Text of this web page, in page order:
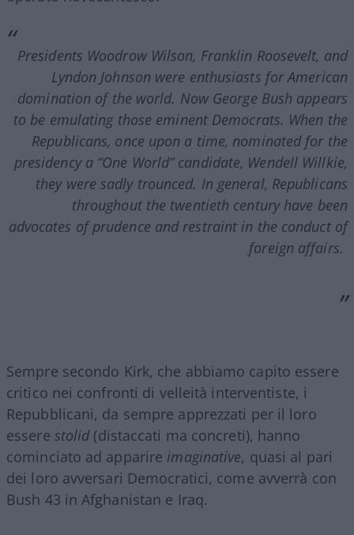
Presidents Woodrow Wilson, Franklin Roosevelt, and
Lyndon Johnson were enthusiasts for American
domination of the world. Now George Bush appears
to be emulating those eminent Democrats. When the
Republicans, once upon a time, nominated for the
presidency a “One World” candidate, Wendell Willkie,
they were sadly trounced. In general, Republicans
throughout the twentieth century have been
advocates of prudence and restraint in the conduct of
foreign affairs.
Sempre secondo Kirk, che abbiamo capito essere
critico nei confronti di velleità interventiste, i
Repubblicani, da sempre apprezzati per il loro
essere stolid(distaccati ma concreti), hanno
cominciato ad apparire imaginative, quasi al pari
dei loro avversari Democratici, come avverrà con
Bush 43 in Afghanistan e Iraq.